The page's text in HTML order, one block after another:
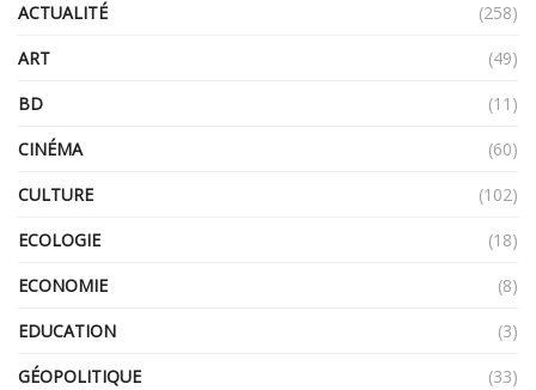
ACTUALITÉ
(258)
ART
(49)
BD
(11)
CINÉMA
(60)
CULTURE
(102)
ECOLOGIE
(18)
ECONOMIE
(8)
EDUCATION
(3)
GÉOPOLITIQUE
(33)